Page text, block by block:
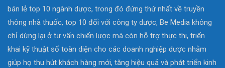
bán lẻ top 10 ngành dược, trong đó đứng thứ nhất về truyền
thông nhà thuốc, top 10 đối với công ty dược, Be Media không
chỉ dừng lại ở tư vấn chiến lược mà còn hỗ trợ thực thi, triển
khai kỹ thuật số toàn diện cho các doanh nghiệp dược nhằm
giúp họ thu hút khách hàng mới, tăng hiệu quả và phát triển kinh